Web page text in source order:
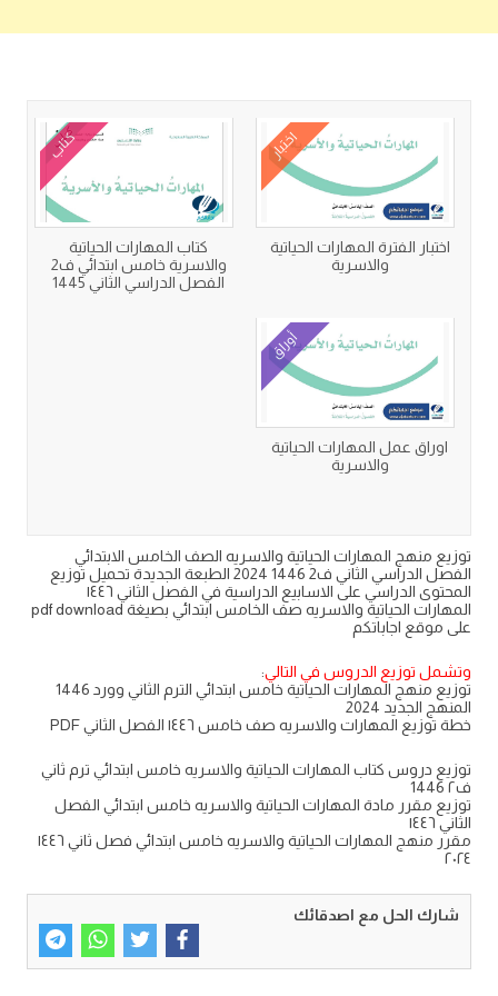
اختبار
اختبار الفترة المهارات الحياتية
والاسرية
كتاب
كتاب المهارات الحياتية
والاسرية خامس ابتدائي ف2
الفصل الدراسي الثاني 1445
أوراق
اوراق عمل المهارات الحياتية
والاسرية
توزيع منهج المهارات الحياتية والاسريه الصف الخامس الابتدائي
الفصل الدراسي الثاني ف2 1446 2024 الطبعة الجديدة تحميل توزيع
المحتوى الدراسي على الاسابيع الدراسية في الفصل الثاني ١٤٤٦
المهارات الحياتية والاسريه صف الخامس ابتدائي بصيغة pdf download
على موقع اجاباتكم
وتشمل توزيع الدروس في التالي:
توزيع منهج المهارات الحياتية خامس ابتدائي الترم الثاني وورد 1446
المنهج الجديد 2024
خطة توزيع المهارات والاسريه صف خامس ١٤٤٦ الفصل الثاني PDF
توزيع دروس كتاب المهارات الحياتية والاسريه خامس ابتدائي ترم ثاني
ف٢ 1446
توزيع مقرر مادة المهارات الحياتية والاسريه خامس ابتدائي الفصل
الثاني ١٤٤٦
مقرر منهج المهارات الحياتية والاسريه خامس ابتدائي فصل ثاني ١٤٤٦
٢٠٢٤
شارك الحل مع اصدقائك